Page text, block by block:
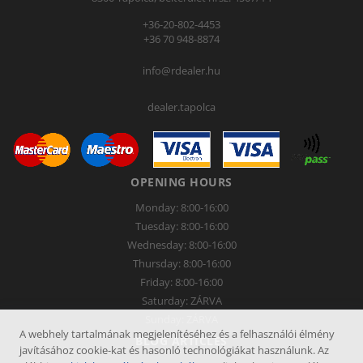
+36-20-802-4453
+36 70 948-8874
info@rdealer.hu
dealer.tapolca
OPENING HOURS
Monday: 8:00-16:00
Tuesday: 8:00-16:00
Wednesday: 8:00-16:00
Thursday: 8:00-16:00
Friday: 8:00-16:00
Saturday: ZÁRVA
BLOG ARTICLES
A webhely tartalmának megjelenítéséhez és a felhasználói élmény
javításához cookie-kat és hasonló technológiákat használunk. Az